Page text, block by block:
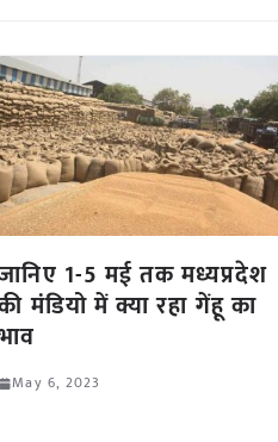
1-5 मई तक मध्यप्रदेश
मंडियो में क्या रहा गेंहू का
May 6, 2023